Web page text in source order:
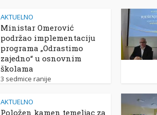
AKTUELNO
Ministar Omerović
podržao implementaciju
programa „Odrastimo
zajedno“ u osnovnim
školama
3 sedmice ranije
AKTUELNO
Položen kamen temeljac za